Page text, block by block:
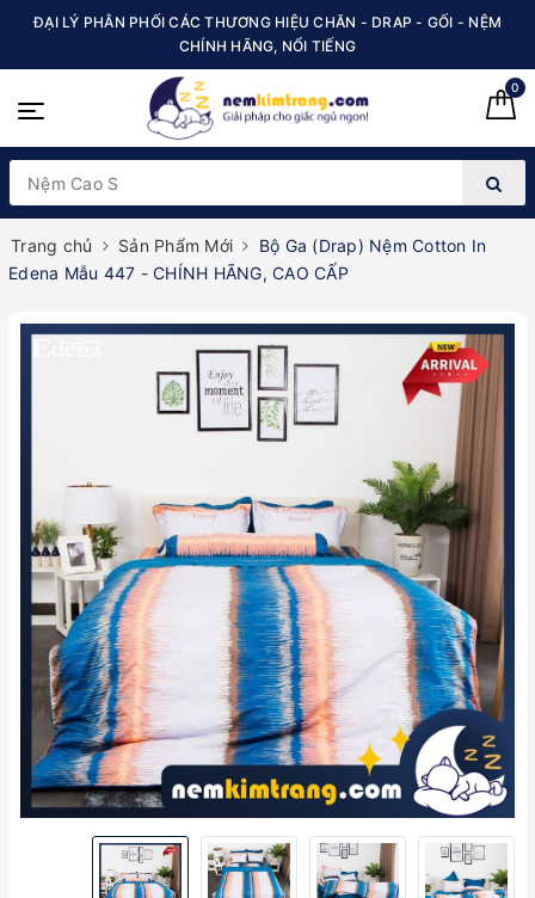
ĐẠI LÝ PHÂN PHỐI CÁC THƯƠNG HIỆU CHĂN - DRAP - GỐI - NỆM
CHÍNH HÃNG, NỔI TIẾNG
0
Trang chủ Sản Phẩm Mới
Bộ Ga (Drap) Nệm Cotton In
Edena Mẫu 447 - CHÍNH HÃNG, CAO CẤP